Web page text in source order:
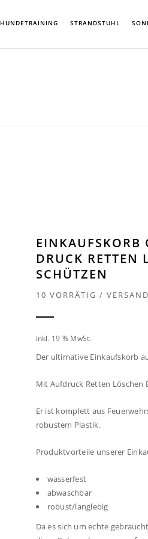
HUNDETRAINING STRANDSTUHL
DRUCK RETTEN
SCHÜTZEN
10 VORRÄTIG /
inkl. 19 % MwSt.
Der ultimative Einkaufskorb
Mit Aufdruck Retten Löschen
Er ist komplett aus
robustem Plastik.
Produktvorteile unserer
wasserfest
abwaschbar
robust/langlebig
Da es sich um echte